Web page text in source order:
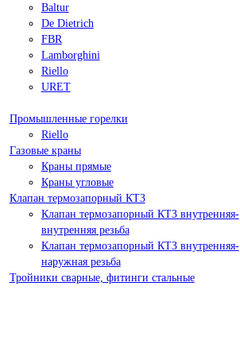
Baltur
De Dietrich
FBR
Lamborghini
Riello
URET
Промышленные горелки
Riello
Газовые краны
Краны прямые
Краны угловые
Клапан термозапорный КТЗ
Клапан термозапорный КТЗ внутренняя-
внутренняя резьба
Клапан термозапорный КТЗ внутренняя-
наружная резьба
Тройники сварные, фитинги стальные